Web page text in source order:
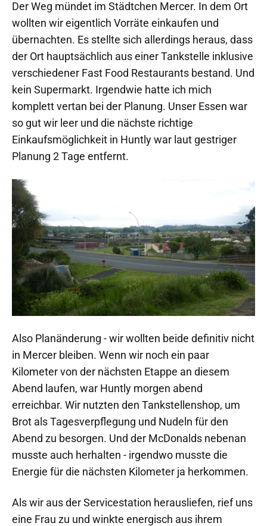
Der Weg mündet im Städtchen Mercer. In dem Ort
wollten wir eigentlich Vorräte einkaufen und
übernachten. Es stellte sich allerdings heraus, dass
der Ort hauptsächlich aus einer Tankstelle inklusive
verschiedener Fast Food Restaurants bestand. Und
kein Supermarkt. Irgendwie hatte ich mich
komplett vertan bei der Planung. Unser Essen war
so gut wir leer und die nächste richtige
Einkaufsmöglichkeit in Huntly war laut gestriger
Planung 2 Tage entfernt.
Also Planänderung - wir wollten beide definitiv nicht
in Mercer bleiben. Wenn wir noch ein paar
Kilometer von der nächsten Etappe an diesem
Abend laufen, war Huntly morgen abend
erreichbar. Wir nutzten den Tankstellenshop, um
Brot als Tagesverpflegung und Nudeln für den
Abend zu besorgen. Und der McDonalds nebenan
musste auch herhalten - irgendwo musste die
Energie für die nächsten Kilometer ja herkommen.
Als wir aus der Servicestation herausliefen, rief uns
eine Frau zu und winkte energisch aus ihrem